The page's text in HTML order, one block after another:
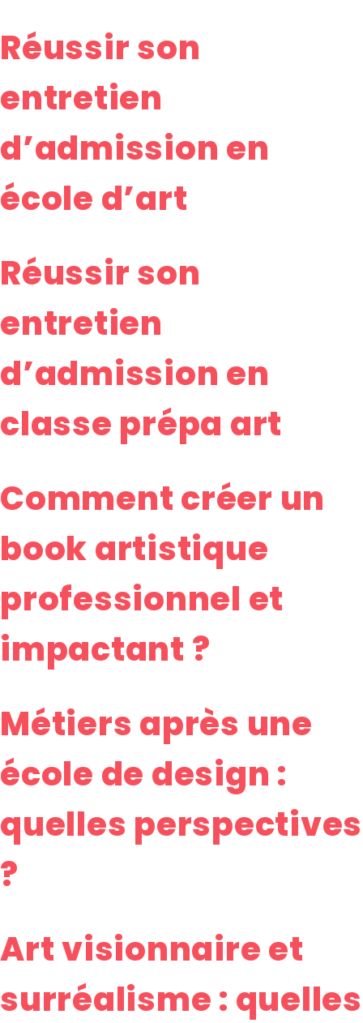
Réussir son
entretien
d’admission en
école d’art
Réussir son
entretien
d’admission en
classe prépa art
Comment créer un
book artistique
professionnel et
impactant ?
Métiers après une
école de design :
quelles perspectives
?
Art visionnaire et
surréalisme : quelles